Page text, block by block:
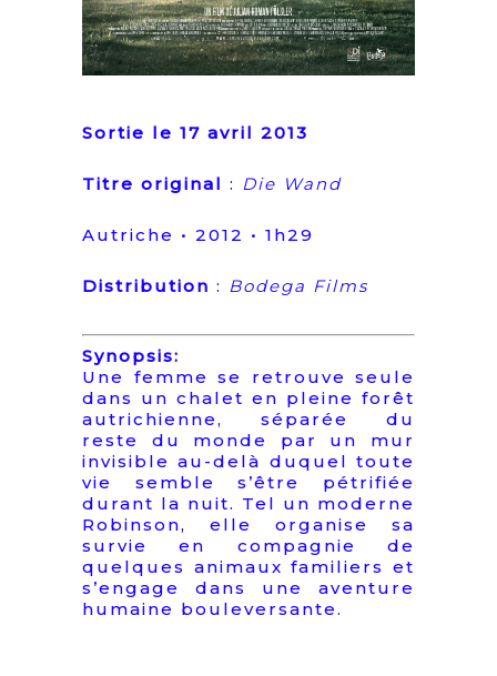
Sortie le 17 avril 2013
Titre original : Die Wand
Autriche • 2012 • 1h29
Distribution : Bodega Films
Synopsis:
Une femme se retrouve seule
dans un chalet en pleine forêt
autrichienne, séparée du
reste du monde par un mur
invisible au-delà duquel toute
vie semble s’être pétrifiée
durant la nuit. Tel un moderne
Robinson, elle organise sa
survie en compagnie de
quelques animaux familiers et
s’engage dans une aventure
humaine bouleversante.